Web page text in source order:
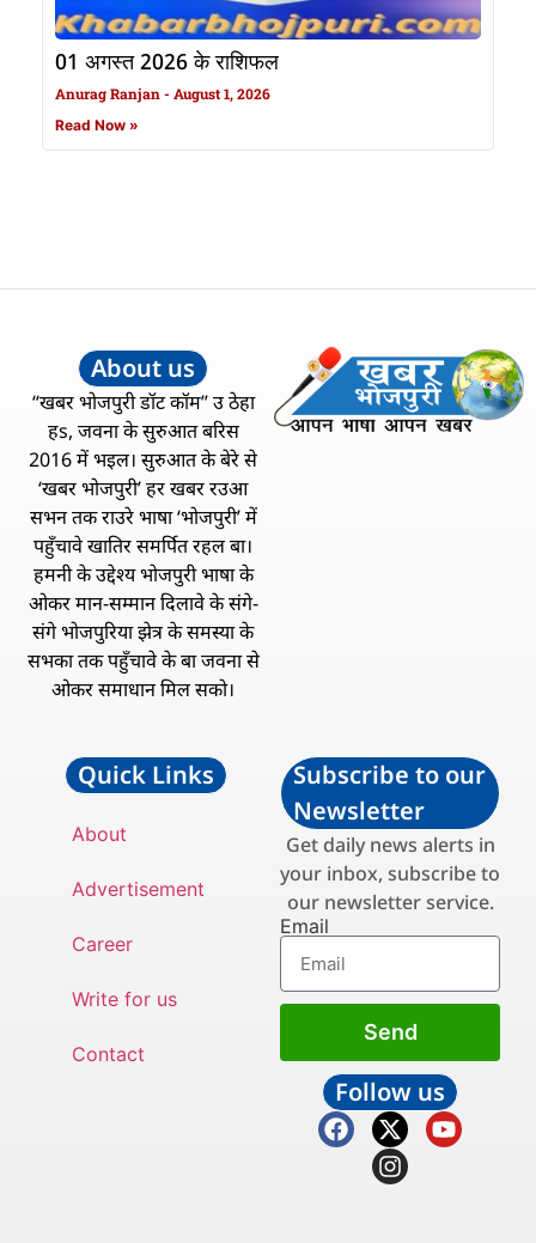
01 अगस्त 2026 के राशिफल
Anurag Ranjan August 1, 2026
Read Now »
About us
“खबर भोजपुरी डॉट कॉम” उ ठेहा
हs, जवना के सुरुआत बरिस
2016 में भइल। सुरुआत के बेरे से
‘खबर भोजपुरी’ हर खबर रउआ
सभन तक राउरे भाषा ‘भोजपुरी’ में
पहुँचावे खातिर समर्पित रहल बा।
हमनी के उद्देश्य भोजपुरी भाषा के
ओकर मान-सम्मान दिलावे के संगे-
संगे भोजपुरिया झेत्र के समस्या के
सभका तक पहुँचावे के बा जवना से
ओकर समाधान मिल सको।
Quick Links
About
Advertisement
Career
Write for us
Contact
Subscribe to our
Newsletter
Get daily news alerts in
your inbox, subscribe to
our newsletter service.
Email
Send
Follow us